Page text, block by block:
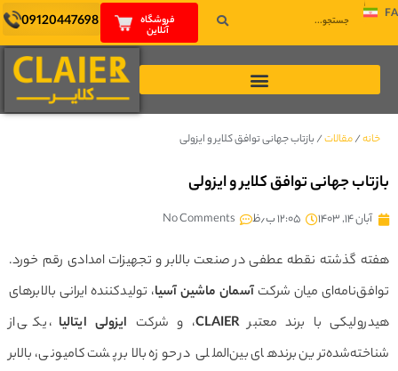
فروشگاه 09120447698
/مقالات/بازتاب جهانی توافق کلایر و ایزولی
جهانی توافق کلایر و ایزولی
آبان ۱۴, ۱۴۰۳ ۱۲:۰۵ ب٫ظ No Comments
گذشته نقطه عطفی در صنعت بالابر و تجهیزات امدادی رقم خورد.
میان شرکتآسمان ماشین آسیا، تولیدکننده ایرانی بالابرهای
با برند معتبرCLAIER، و شرکتایزولی ایتالیا، یکی از
برندهای بین‌المللی در حوزه بالابر پشت کامیونی، بالابر